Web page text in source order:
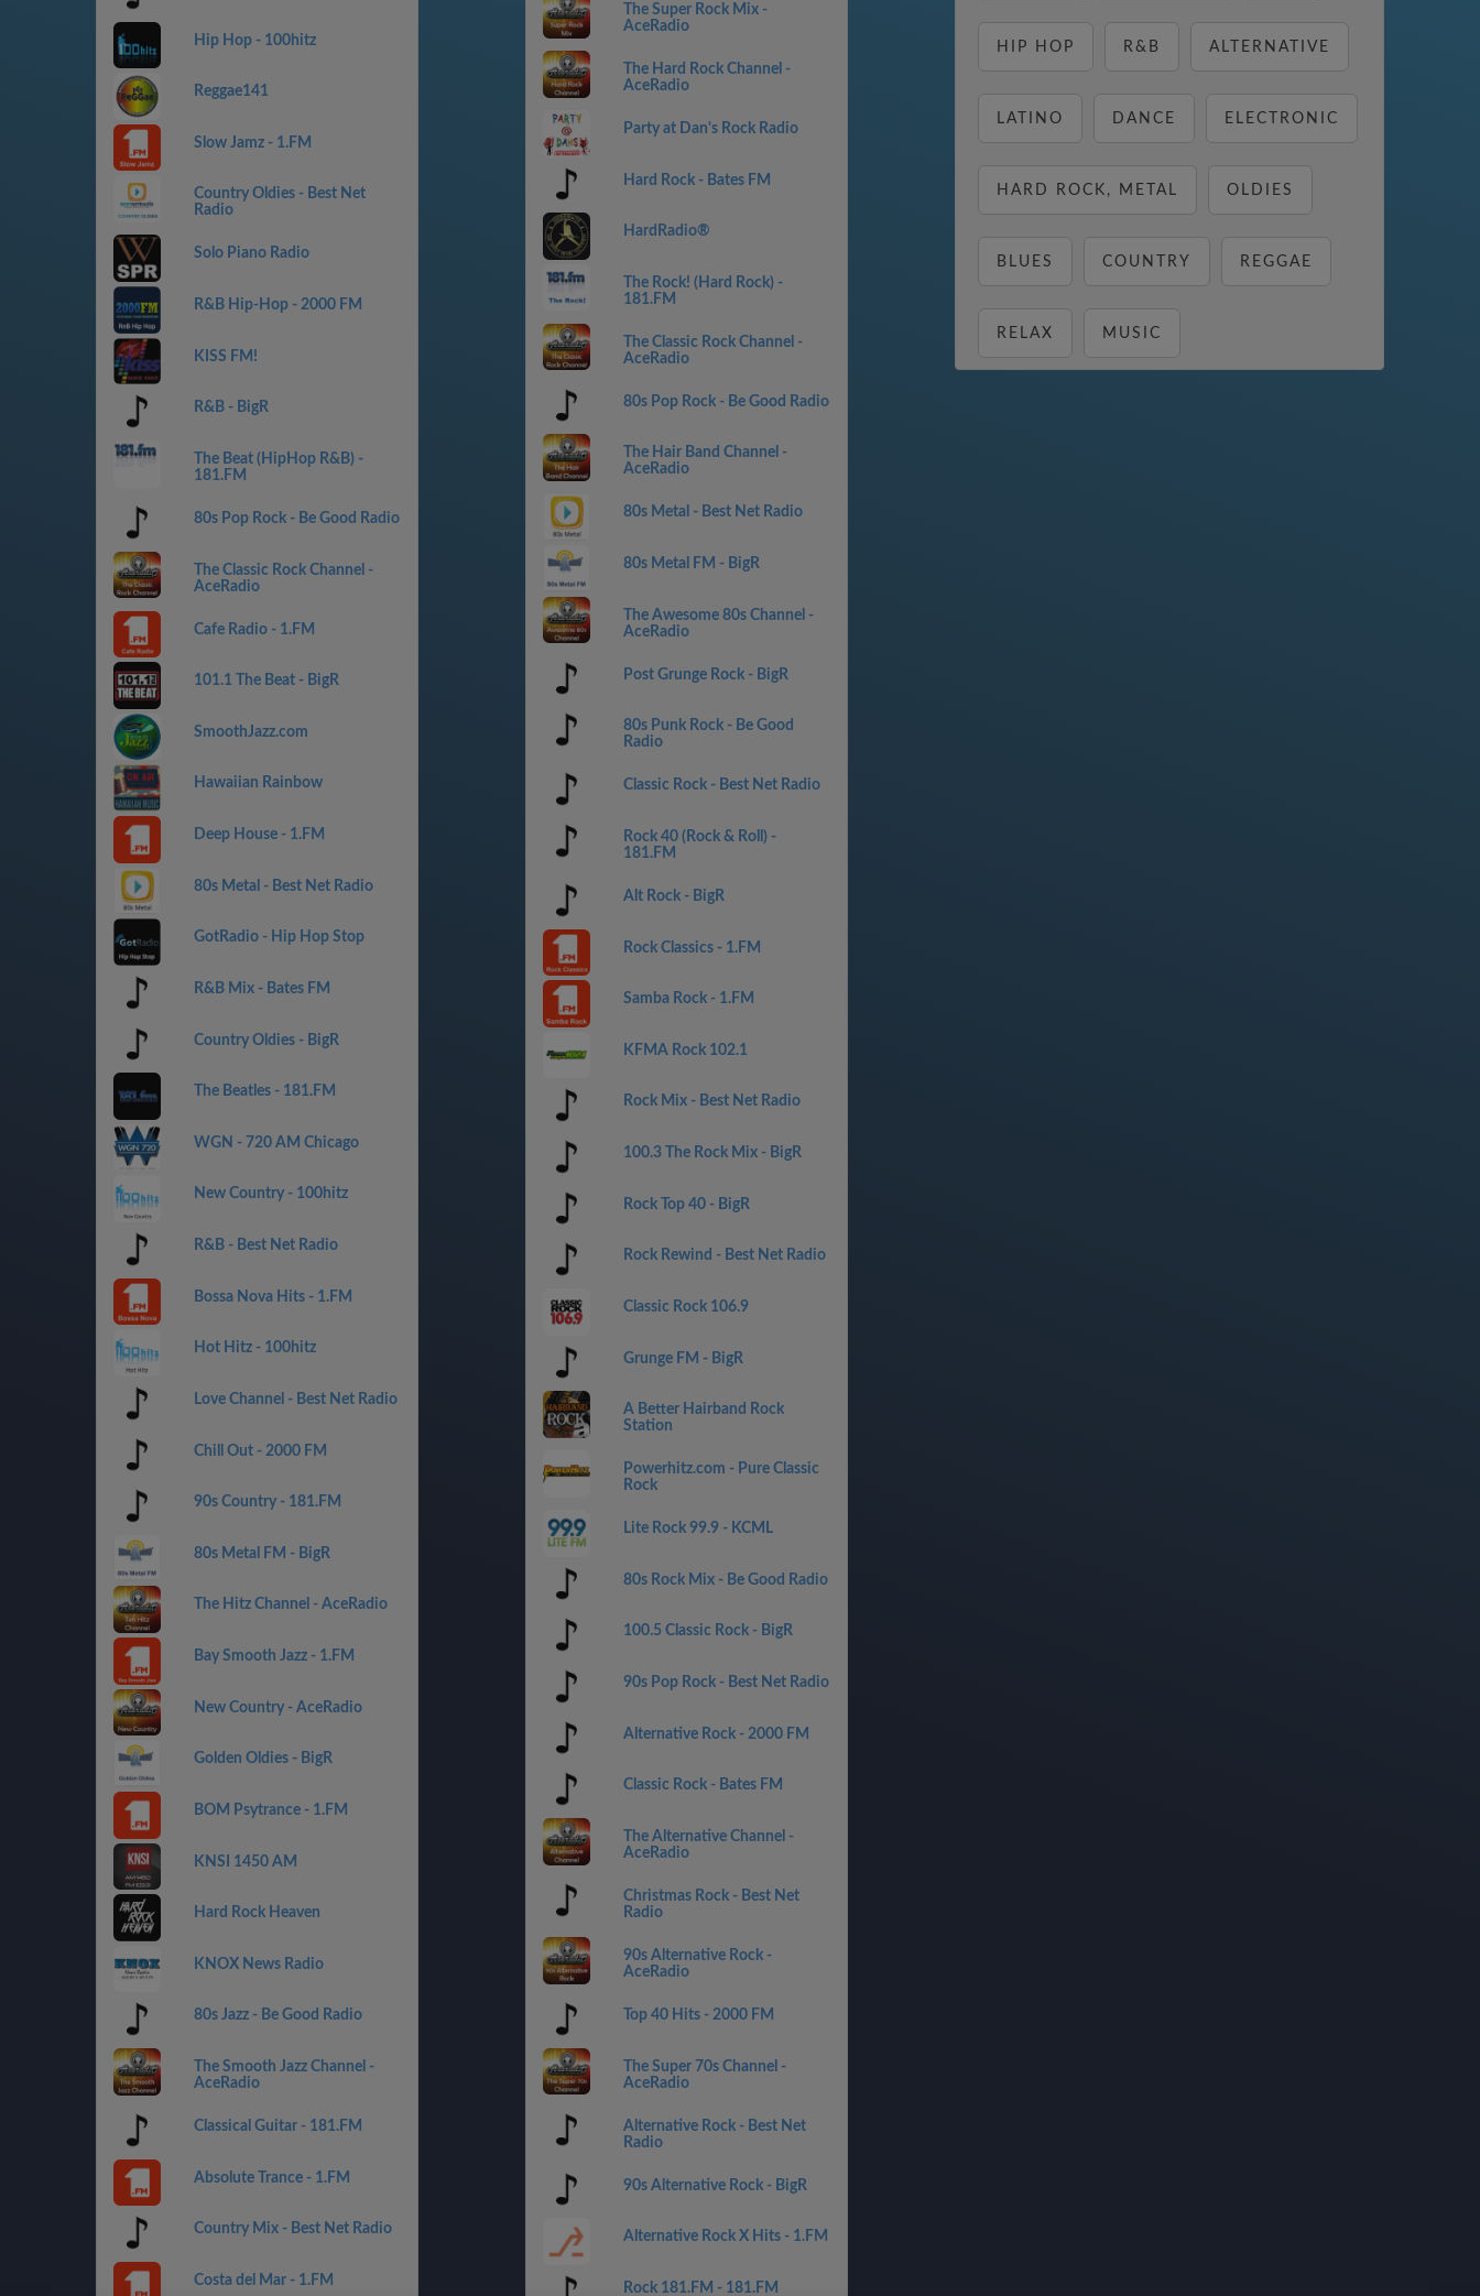
Hip Hop - 100hitz
Reggae141
Slow Jamz - 1.FM
Country Oldies - Best Net
Radio
Solo Piano Radio
R&B Hip-Hop - 2000 FM
KISS FM!
R&B - BigR
The Beat (HipHop R&B) -
181.FM
80s Pop Rock - Be Good Radio
The Classic Rock Channel -
AceRadio
Cafe Radio - 1.FM
101.1 The Beat - BigR
SmoothJazz.com
Hawaiian Rainbow
Deep House - 1.FM
80s Metal - Best Net Radio
GotRadio - Hip Hop Stop
R&B Mix - Bates FM
Country Oldies - BigR
The Beatles - 181.FM
WGN - 720 AM Chicago
New Country - 100hitz
R&B - Best Net Radio
Bossa Nova Hits - 1.FM
Hot Hitz - 100hitz
Love Channel - Best Net Radio
Chill Out - 2000 FM
90s Country - 181.FM
80s Metal FM - BigR
The Hitz Channel - AceRadio
Bay Smooth Jazz - 1.FM
New Country - AceRadio
Golden Oldies - BigR
BOM Psytrance - 1.FM
KNSI 1450 AM
Hard Rock Heaven
KNOX News Radio
80s Jazz - Be Good Radio
The Smooth Jazz Channel -
AceRadio
Classical Guitar - 181.FM
Absolute Trance - 1.FM
Country Mix - Best Net Radio
Costa del Mar - 1.FM
The Super Rock Mix -
AceRadio
The Hard Rock Channel -
AceRadio
Party at Dan's Rock Radio
Hard Rock - Bates FM
HardRadio®
The Rock! (Hard Rock) -
181.FM
The Classic Rock Channel -
AceRadio
80s Pop Rock - Be Good Radio
The Hair Band Channel -
AceRadio
80s Metal - Best Net Radio
80s Metal FM - BigR
The Awesome 80s Channel -
AceRadio
Post Grunge Rock - BigR
80s Punk Rock - Be Good
Radio
Classic Rock - Best Net Radio
Rock 40 (Rock & Roll) -
181.FM
Alt Rock - BigR
Rock Classics - 1.FM
Samba Rock - 1.FM
KFMA Rock 102.1
Rock Mix - Best Net Radio
100.3 The Rock Mix - BigR
Rock Top 40 - BigR
Rock Rewind - Best Net Radio
Classic Rock 106.9
Grunge FM - BigR
A Better Hairband Rock
Station
Powerhitz.com - Pure Classic
Rock
Lite Rock 99.9 - KCML
80s Rock Mix - Be Good Radio
100.5 Classic Rock - BigR
90s Pop Rock - Best Net Radio
Alternative Rock - 2000 FM
Classic Rock - Bates FM
The Alternative Channel -
AceRadio
Christmas Rock - Best Net
Radio
90s Alternative Rock -
AceRadio
Top 40 Hits - 2000 FM
The Super 70s Channel -
AceRadio
Alternative Rock - Best Net
Radio
90s Alternative Rock - BigR
Alternative Rock X Hits - 1.FM
Rock 181.FM - 181.FM
HIP HOP R&B ALTERNATIVE
LATINO DANCE ELECTRONIC
HARD ROCK, METAL OLDIES
BLUES COUNTRY REGGAE
RELAX MUSIC